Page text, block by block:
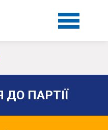
ПАРТІЇ